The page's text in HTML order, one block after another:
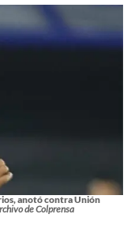
anotó contra Unión
de Colprensa